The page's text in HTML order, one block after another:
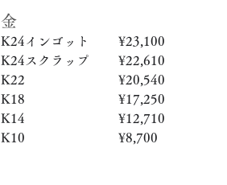
金
K24インゴット　　 ¥23,100
K24スクラップ　     ¥22,610
K22　　　　　   　  ¥20,540
K18　　　　　    　 ¥17,250
K14　　　　　　     ¥12,710
K10　　　　　　     ¥8,700